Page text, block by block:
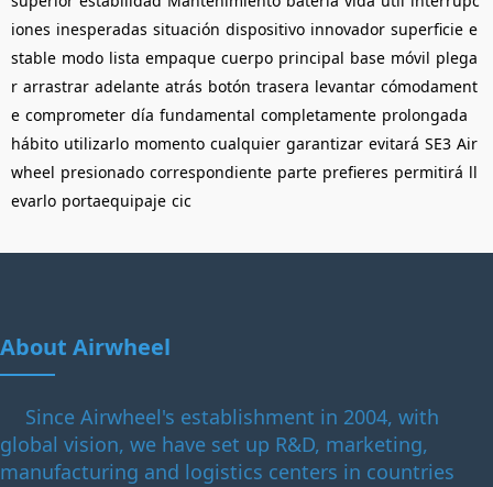
iones inesperadas situación dispositivo innovador superficie e
stable modo lista empaque cuerpo principal base móvil plega
r arrastrar adelante atrás botón trasera levantar cómodament
e comprometer día fundamental completamente prolongada
hábito utilizarlo momento cualquier garantizar evitará SE3 Air
wheel presionado correspondiente parte prefieres permitirá ll
evarlo portaequipaje cic
About Airwheel
Since Airwheel's establishment in 2004, with
global vision, we have set up R&D, marketing,
manufacturing and logistics centers in countries